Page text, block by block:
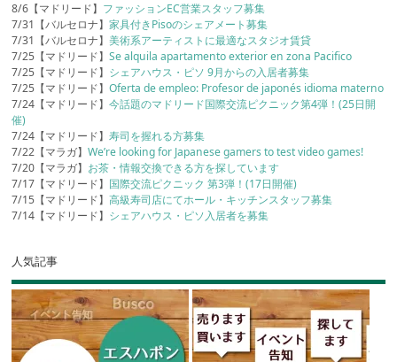
8/6【マドリード】 ファッションEC営業スタッフ募集
7/31【バルセロナ】家具付きPisoのシェアメート募集
7/31【バルセロナ】美術系アーティストに最適なスタジオ賃貸
7/25【マドリード】Se alquila apartamento exterior en zona Pacifico
7/25【マドリード】 シェアハウス・ピソ 9月からの入居者募集
7/25【マドリード】Oferta de empleo: Profesor de japonés idioma materno
7/24【マドリード】今話題のマドリード国際交流ピクニック第4弾！(25日開
催)
7/24【マドリード】寿司を握れる方募集
7/22【マラガ】We’re looking for Japanese gamers to test video games!
7/20【マラガ】 お茶・情報交換できる方を探しています
7/17【マドリード】 国際交流ピクニック 第3弾！(17日開催)
7/15【マドリード】高級寿司店にてホール・キッチンスタッフ募集
7/14【マドリード】 シェアハウス・ピソ入居者を募集
人気記事